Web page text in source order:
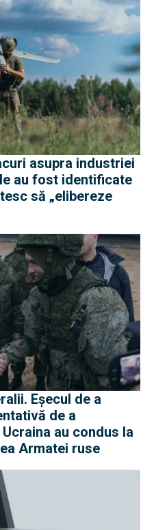
asupra industriei
au fost identificate
să „elibereze
Eșecul de a
de a
au condus la
Armatei ruse